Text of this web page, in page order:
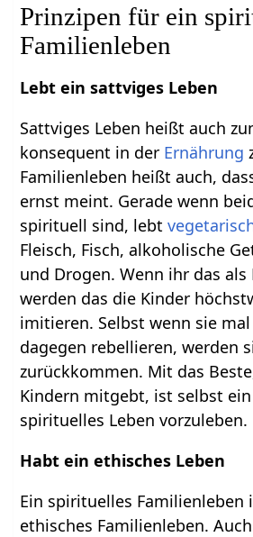
Prinzipen für ein
Familienleben
Lebt ein sattviges Leben
Sattviges Leben heißt auch
konsequent in der Ernährung
Familienleben heißt auch,
ernst meint. Gerade wenn
spirituell sind, lebt
Fleisch, Fisch, alkoholische
und Drogen. Wenn ihr das
werden das die Kinder
imitieren. Selbst wenn sie mal
dagegen rebellieren, werden
zurückkommen. Mit das
Kindern mitgebt, ist selbst
spirituelles Leben vorzuleben.
Habt ein ethisches Leben
Ein spirituelles Familienleben
ethisches Familienleben.